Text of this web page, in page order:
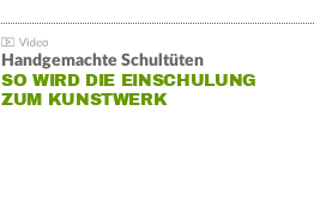
Handgemachte Schultüten
SO WIRD DIE EINSCHULUNG
ZUM KUNSTWERK